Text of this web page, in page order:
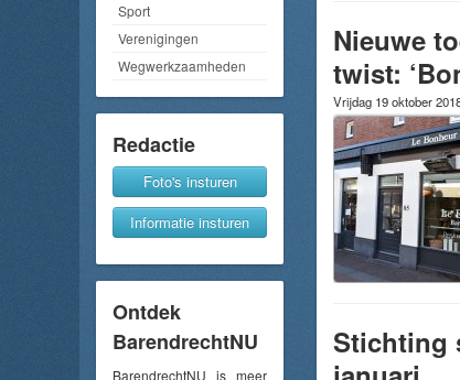
Sport
Verenigingen
Wegwerkzaamheden
Redactie
Foto's insturen
Informatie insturen
Ontdek
BarendrechtNU
BarendrechtNU is meer
Nieuwe
twist:
Vrijdag 19 oktober
Stichting